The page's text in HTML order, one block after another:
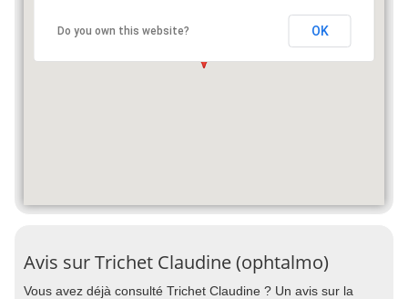
Do you own this website? OK
Avis sur Trichet Claudine (ophtalmo)
Vous avez déjà consulté Trichet Claudine ? Un avis sur la